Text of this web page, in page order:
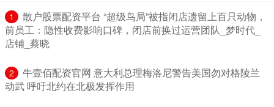
1
​散户股票配资平台 “超级鸟局”被指闭店遗留上百只动物，
前员工：隐性收费影响口碑，闭店前换过运营团队_梦时代_
店铺_蔡晓
2
​牛壹佰配资官网 意大利总理梅洛尼警告美国勿对格陵兰
动武 呼吁北约在北极发挥作用